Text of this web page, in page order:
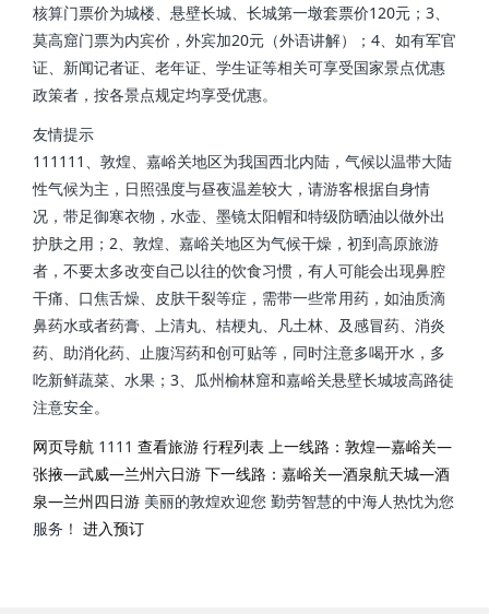
核算门票价为城楼、悬壁长城、长城第一墩套票价120元；3、
莫高窟门票为内宾价，外宾加20元（外语讲解）；4、如有军官
证、新闻记者证、老年证、学生证等相关可享受国家景点优惠
政策者，按各景点规定均享受优惠。
友情提示
111111、敦煌、嘉峪关地区为我国西北内陆，气候以温带大陆
性气候为主，日照强度与昼夜温差较大，请游客根据自身情
况，带足御寒衣物，水壶、墨镜太阳帽和特级防晒油以做外出
护肤之用；2、敦煌、嘉峪关地区为气候干燥，初到高原旅游
者，不要太多改变自己以往的饮食习惯，有人可能会出现鼻腔
干痛、口焦舌燥、皮肤干裂等症，需带一些常用药，如油质滴
鼻药水或者药膏、上清丸、桔梗丸、凡土林、及感冒药、消炎
药、助消化药、止腹泻药和创可贴等，同时注意多喝开水，多
吃新鲜蔬菜、水果；3、瓜州榆林窟和嘉峪关悬壁长城坡高路徒
注意安全。
网页导航 1111 查看旅游 行程列表 上一线路：敦煌—嘉峪关—
张掖—武威—兰州六日游 下一线路：嘉峪关—酒泉航天城—酒
泉—兰州四日游 美丽的敦煌欢迎您 勤劳智慧的中海人热忱为您
服务！ 进入预订